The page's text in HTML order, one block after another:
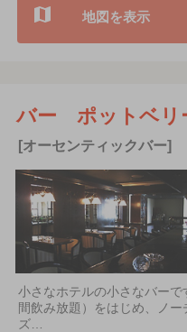
地図を表示
バー ポットベリ
[オーセンティックバー]
小さなホテルの小さなバー
間飲み放題）をはじめ、ノ
ズ…